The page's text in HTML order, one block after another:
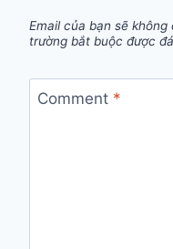
Email của bạn sẽ
trường bắt buộc được
Comment *